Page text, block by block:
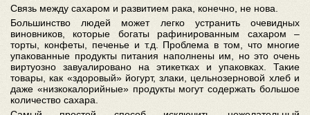
Связь между сахаром и развитием рака, конечно, не нова.
Большинство людей может легко устранить очевидных
виновников, которые богаты рафинированным сахаром –
торты, конфеты, печенье и т.д. Проблема в том, что многие
упакованные продукты питания наполнены им, но это очень
виртуозно завуалировано на этикетках и упаковках. Такие
товары, как «здоровый» йогурт, злаки, цельнозерновой хлеб и
даже «низкокалорийные» продукты могут содержать большое
количество сахара.